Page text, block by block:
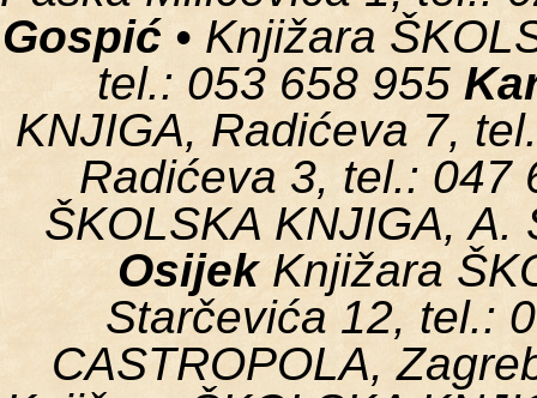
Gospić • Knjižara
tel.: 053 658 955
KNJIGA, Radićeva 7,
Radićeva 3, tel.: 047
ŠKOLSKA KNJIGA,
OsijekKnjižara
Starčevića 12, tel.:
CASTROPOLA,